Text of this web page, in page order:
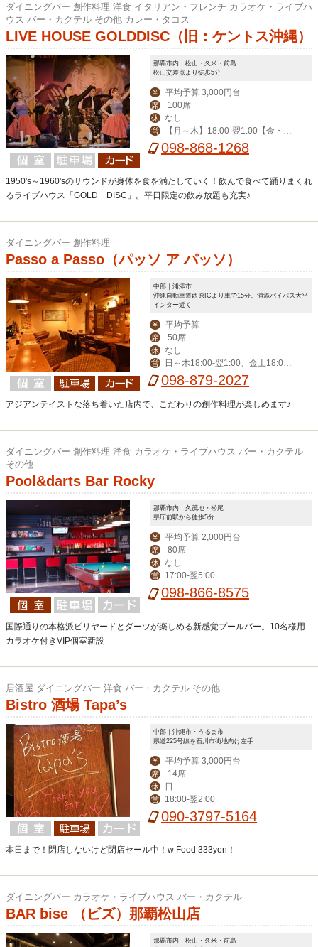
ダイニングバー 創作料理 洋食 イタリアン・フレンチ カラオケ・ライブハ
ウス バー・カクテル その他 カレー・タコス
LIVE HOUSE GOLDDISC（旧：ケントス沖縄）
那覇市内｜松山・久米・前島
松山交差点より徒歩5分
￥ 平均予算 3,000円台
席 100席
休 なし
営
【月～木】18:00-翌1:00【金・
土】18:00-翌2:00【日・祝】18:00-0:
098-868-1268
1950's～1960'sのサウンドが身体を食を満たしていく！飲んで食べて踊りまくれ
るライブハウス「GOLD DISC」。平日限定の飲み放題も充実♪
ダイニングバー 創作料理
Passo a Passo（パッソ ア パッソ）
中部｜浦添市
沖縄自動車道西原ICより車で15分。浦添バイパス大平
インター近く
￥ 平均予算
席 50席
休 なし
営
日～木18:00-翌1:00、金土18:00-
翌2:00、≪ランチ≫月～金11:30-14:0
098-879-2027
アジアンテイストな落ち着いた店内で、こだわりの創作料理が楽しめます♪
ダイニングバー 創作料理 洋食 カラオケ・ライブハウス バー・カクテル
その他
Pool&darts Bar Rocky
那覇市内｜久茂地・松尾
県庁前駅から徒歩5分
￥ 平均予算 2,000円台
席 80席
休 なし
営 17:00-翌5:00
098-866-8575
国際通りの本格派ビリヤードとダーツが楽しめる新感覚プールバー。10名様用
カラオケ付きVIP個室新設
居酒屋 ダイニングバー 洋食 バー・カクテル その他
Bistro 酒場 Tapa’s
中部｜沖縄市・うるま市
県道225号線を石川市街地向け左手
￥ 平均予算 3,000円台
席 14席
休 日
営 18:00-翌2:00
090-3797-5164
本日まで！閉店しないけど閉店セール中！w Food 333yen！
ダイニングバー カラオケ・ライブハウス バー・カクテル
BAR bise （ビズ）那覇松山店
那覇市内｜松山・久米・前島